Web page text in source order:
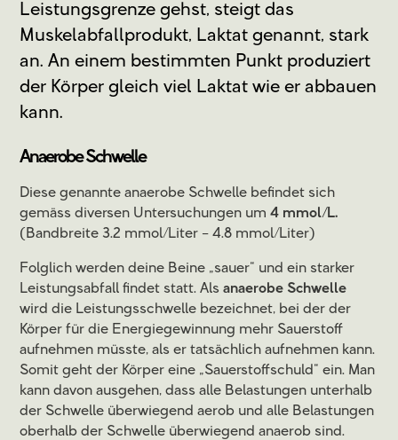
Leistungsgrenze gehst, steigt das
Muskelabfallprodukt, Laktat genannt, stark
an. An einem bestimmten Punkt produziert
der Körper gleich viel Laktat wie er abbauen
kann.
Anaerobe Schwelle
Diese genannte anaerobe Schwelle befindet sich
gemäss diversen Untersuchungen um4 mmol/L.
(Bandbreite 3.2 mmol/Liter – 4.8 mmol/Liter)
Folglich werden deine Beine „sauer“ und ein starker
Leistungsabfall findet statt. Alsanaerobe Schwelle
wird die Leistungsschwelle bezeichnet, bei der der
Körper für die Energiegewinnung mehr Sauerstoff
aufnehmen müsste, als er tatsächlich aufnehmen kann.
Somit geht der Körper eine „Sauerstoffschuld“ ein. Man
kann davon ausgehen, dass alle Belastungen unterhalb
der Schwelle überwiegend aerob und alle Belastungen
oberhalb der Schwelle überwiegend anaerob sind.